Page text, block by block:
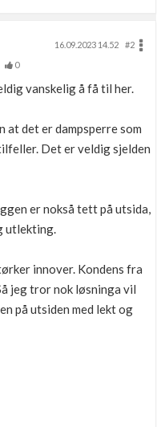
16.09.2023 14.52
#2
0
vanskelig å få til her.
at det er dampsperre som
Det er veldig sjelden
er nokså tett på utsida,
utlekting.
innover. Kondens fra
jeg tror nok løsninga vil
på utsiden med lekt og